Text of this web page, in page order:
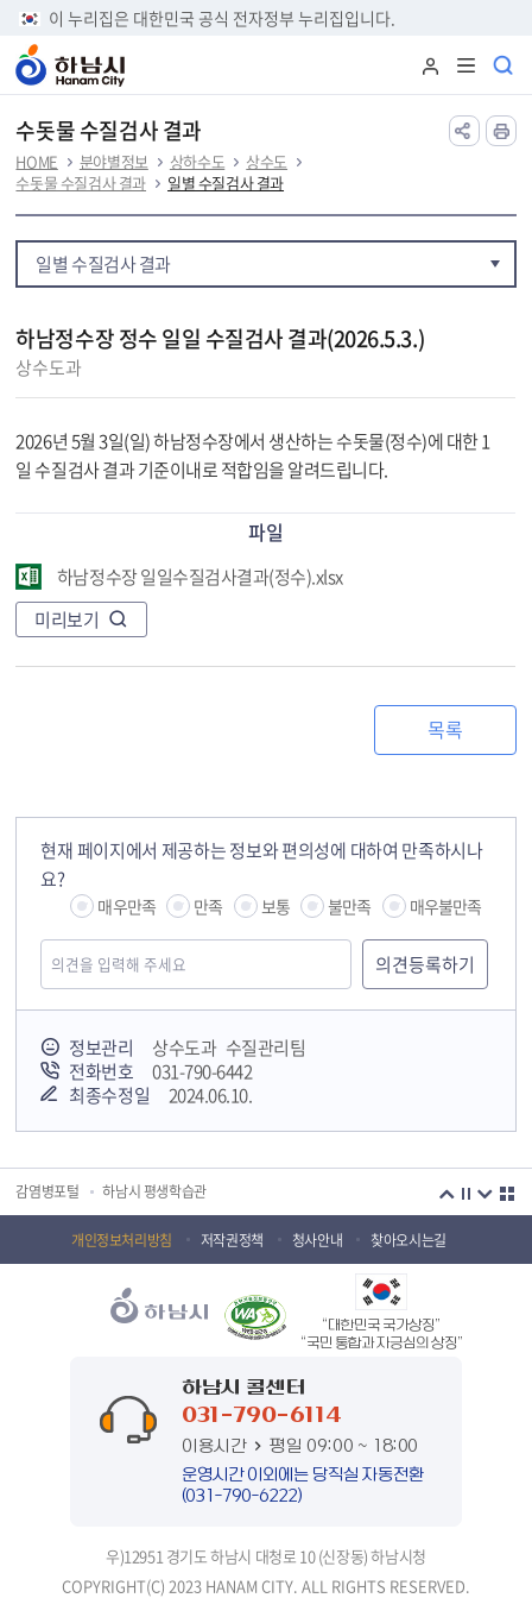
본문 바로가기
이 누리집은 대한민국 공식 전자정부 누리집입니다.
수돗물 수질검사 결과
HOME 분야별정보 상하수도
상수도
수돗물 수질검사 결과
일별 수질검사 결과
일별 수질검사 결과
하남정수장 정수 일일 수질검사 결과(2026.5.3.)
상수도과
2026년 5월 3일(일) 하남정수장에서 생산하는 수돗물(정수)에 대한 1
일 수질검사 결과 기준이내로 적합임을 알려드립니다.
파일
하남정수장 일일수질검사결과(정수).xlsx
미리보기
목록
현재 페이지에서 제공하는 정보와 편의성에 대하여 만족하시나
요?
매우만족 만족 보통 불만족 매우불만족
정보관리
상수도과 수질관리팀
전화번호
031-790-6442
최종수정일
2024.06.10.
국민안전교육플랫폼
감염병포털 하남시 평생학습관
하남혁신교육지구 huic 하남도시공사
하남종합운동장 국민체육센터 하남문화재단 하남역사박물관
하남시 가족센터
하남시정신건강복지센터
(재)하남시자원봉사센터 하남시환경교육센터
하남시 장애인 무료법률 상담센터 경기도의회 하남상담소
경기도 장애인생산품판매시설
개인정보처리방침 저작권정책 청사안내 찾아오시는길
우)12951 경기도 하남시 대청로 10 (신장동) 하남시청
COPYRIGHT(C) 2023 HANAM CITY. ALL RIGHTS RESERVED.
하남시 콜센터
031-790-6114
이용시간
평일 09:00 ~ 18:00
운영시간 이외에는 당직실 자동전환
(031-790-6222)
“대한민국 국가상징”
“국민 통합과 자긍심의 상징”